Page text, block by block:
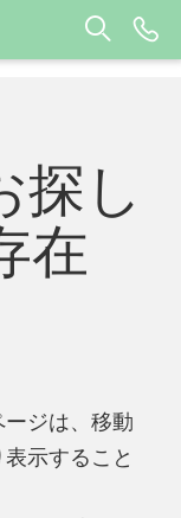
探し
在
ジは、移動
示すること